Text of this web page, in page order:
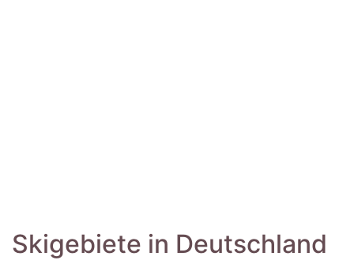
Skigebiete in Deutschland